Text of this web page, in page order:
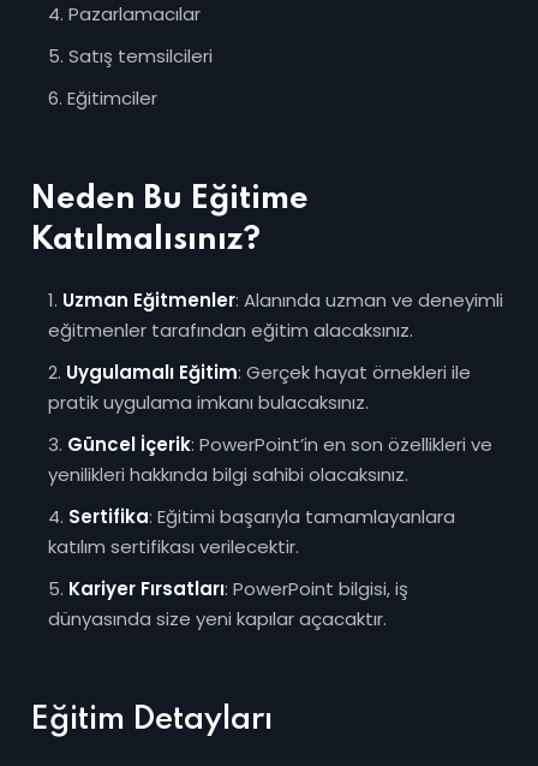
Pazarlamacılar
Satış temsilcileri
Eğitimciler
Neden Bu Eğitime
Katılmalısınız?
Uzman Eğitmenler: Alanında uzman ve deneyimli
eğitmenler tarafından eğitim alacaksınız.
Uygulamalı Eğitim: Gerçek hayat örnekleri ile
pratik uygulama imkanı bulacaksınız.
Güncel İçerik: PowerPoint’in en son özellikleri ve
yenilikleri hakkında bilgi sahibi olacaksınız.
Sertifika: Eğitimi başarıyla tamamlayanlara
katılım sertifikası verilecektir.
Kariyer Fırsatları: PowerPoint bilgisi, iş
dünyasında size yeni kapılar açacaktır.
Eğitim Detayları